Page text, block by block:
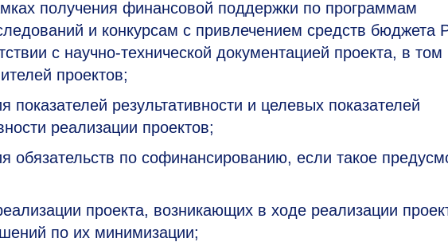
получения финансовой поддержки по программам
и конкурсам с привлечением средств бюджета
с научно-технической документацией проекта, в том
проектов;
показателей результативности и целевых показателей
реализации проектов;
обязательств по софинансированию, если такое
проекта, возникающих в ходе реализации
по их минимизации;